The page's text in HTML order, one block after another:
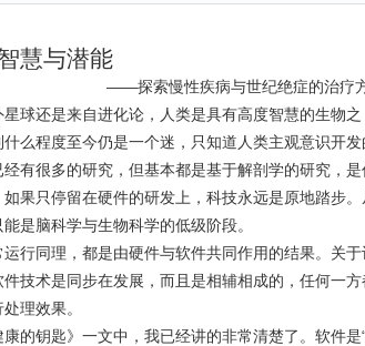
慧与潜能
――探索慢性疾病与世纪绝症的治疗
球还是来自进化论，人类是具有高度智慧的生物之
么程度至今仍是一个迷，只知道人类主观意识开发
有很多的研究，但基本都是基于解剖学的研究，是
果只停留在硬件的研发上，科技永远是原地踏步。
是脑科学与生物科学的低级阶段。
行同理，都是由硬件与软件共同作用的结果。关于
技术是同步在发展，而且是相辅相成的，任何一方
理效果。
的钥匙》一文中，我已经讲的非常清楚了。软件是“